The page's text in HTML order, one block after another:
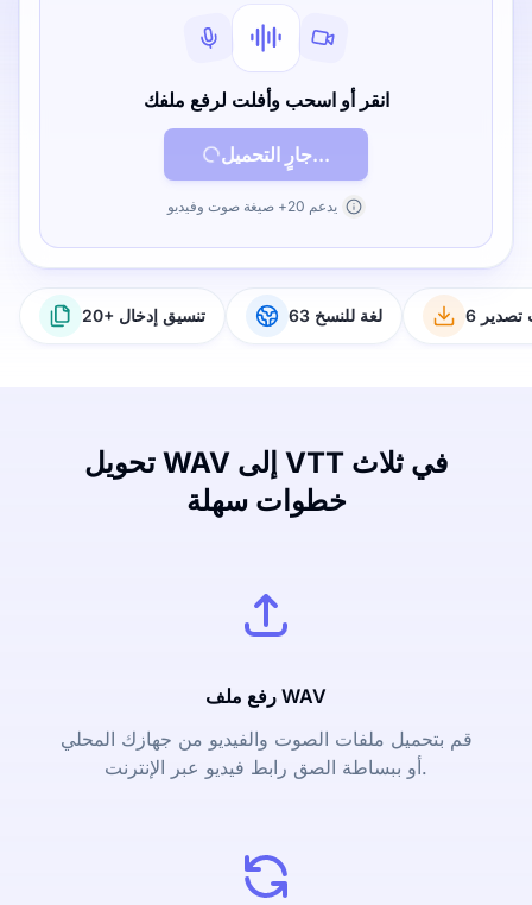
انقر أو اسحب وأفلت لرفع ملفك
جارٍ التحميل...
يدعم 20+ صيغة صوت وفيديو
20+ تنسيق إدخال 63 لغة للنسخ تصدير
تحويل WAV إلى VTT في ثلاث
خطوات سهلة
رفع ملف WAV
قم بتحميل ملفات الصوت والفيديو من جهازك المحلي
أو ببساطة الصق رابط فيديو عبر الإنترنت.